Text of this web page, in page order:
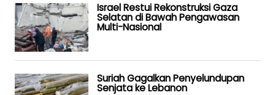
Israel Restui Rekonstruksi Gaza
Selatan di Bawah Pengawasan
Multi-Nasional
Suriah Gagalkan Penyelundupan
Senjata ke Lebanon